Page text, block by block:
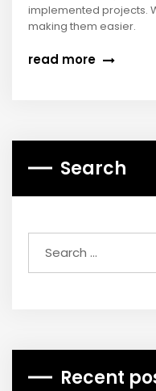
implemented projects.
making them easier.
read more
Search
Recent